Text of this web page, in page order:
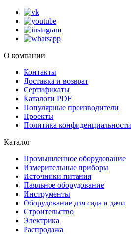
О компании
Контакты
Доставка и возврат
Сертификаты
Каталоги PDF
Популярные производители
Проекты
Политика конфиденциальности
Каталог
Промышленное оборудование
Измерительные приборы
Источники питания
Паяльное оборудование
Инструменты
Оборудование для сада и дачи
Строительство
Электрика
Распродажа